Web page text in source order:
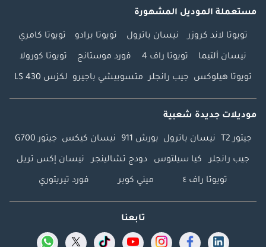
مستعملة الموديل المشهورة
تويوتا لاند كروزر نيسان باترول تويوتا برادو تويوتا كامري
نيسان ألتيما تويوتا راف 4 فورد موستانج تويوتا كورولا
تويوتا هيلوكس جيب رانجلر متسوبيشي باجيرو لكزس LS 430
موديلات جديدة شعبية
جيتور T2 نيسان باترول بورش 911 نيسان كيكس جيتور G700
جيب رانجلر كيا سيلتوس دودج تشالينجر نيسان إكس تريل
تويوتا راف ٤ ميني كوبر فورد تيريتوري
تابعنا